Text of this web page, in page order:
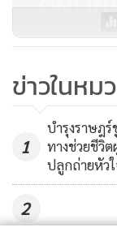
ข่าวในหม
1
บำรุงราษฎร์
ทางช่วยชีวิต
ปลูกถ่ายหัว
2